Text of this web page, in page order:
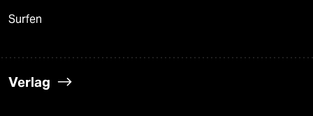
Surfen
Verlag